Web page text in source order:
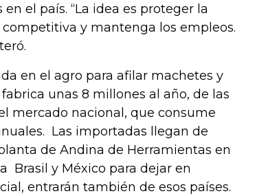
el país. “La idea es proteger la
y mantenga los empleos.
en el agro para afilar machetes y
unas 8 millones al año, de las
mercado nacional, que consume
Las importadas llegan de
de Andina de Herramientas en
Brasil y México para dejar en
entrarán también de esos países.